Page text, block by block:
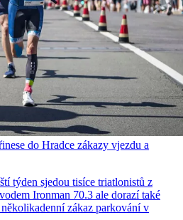
do Hradce zákazy vjezdu a
týden sjedou tisíce triatlonistů z
Ironman 70.3 ale dorazí také
zákaz parkování v